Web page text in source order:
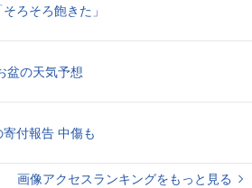
ろそろ飽きた」
盆の天気予想
付報告 中傷も
画像アクセスランキングをもっと見る